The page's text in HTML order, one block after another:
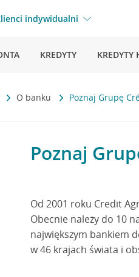
indywidualni
KREDYTY KREDYTY
O banku Poznaj Grupę
Poznaj
Od 2001 roku Credit
Obecnie należy do 10
największym bankiem
w 46 krajach świata i